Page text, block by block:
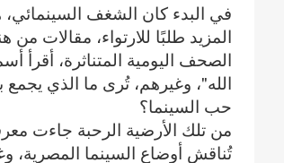
في البدء كان الشغف السينمائي،
المزيد طلبًا للارتواء، مقالات من
الصحف اليومية المتناثرة،
الله"، وغيرهم، تُرى ما الذي يجمع
حب السينما؟
من تلك الأرضية الرحبة جاءت
تُناقش أوضاع السينما المصرية،